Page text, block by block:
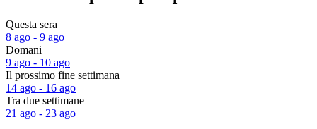
Questa sera
8 ago - 9 ago
Domani
9 ago - 10 ago
Il prossimo fine settimana
14 ago - 16 ago
Tra due settimane
21 ago - 23 ago